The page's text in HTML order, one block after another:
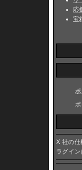
応
宝
X 社の
ラグイン